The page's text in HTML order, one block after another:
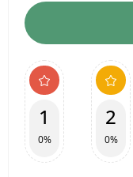
1
0%
2
0%